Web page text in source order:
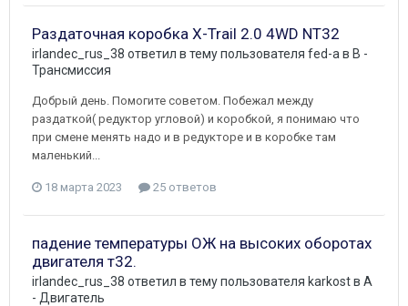
Раздаточная коробка X-Trail 2.0 4WD NT32
irlandec_rus_38 ответил в тему пользователя fed-a в B -
Трансмиссия
Добрый день. Помогите советом. Побежал между
раздаткой( редуктор угловой) и коробкой, я понимаю что
при смене менять надо и в редукторе и в коробке там
маленький...
18 марта 2023 25 ответов
падение температуры ОЖ на высоких оборотах
двигателя т32.
irlandec_rus_38 ответил в тему пользователя karkostв A
- Двигатель